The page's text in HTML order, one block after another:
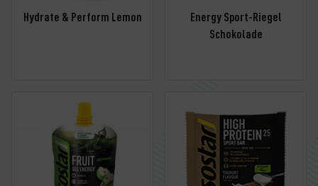
Hydrate & Perform Lemon
Energy Sport-Riegel
Schokolade